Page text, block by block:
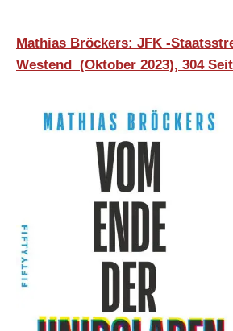
Mathias Bröckers: JFK -
Westend (Oktober 2023), 304